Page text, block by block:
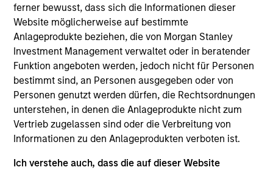
ferner bewusst, dass sich die Informationen dieser
Website möglicherweise auf bestimmte
Anlageprodukte beziehen, die von Morgan Stanley
Investment Management verwaltet oder in beratender
Funktion angeboten werden, jedoch nicht für Personen
bestimmt sind, an Personen ausgegeben oder von
Personen genutzt werden dürfen, die Rechtsordnungen
unterstehen, in denen die Anlageprodukte nicht zum
Vertrieb zugelassen sind oder die Verbreitung von
Informationen zu den Anlageprodukten verboten ist.
Ich verstehe auch, dass die auf dieser Website
National Graduate Entrance Examination ("NGEE")
training service provider in China by revenue.
View Site
Investment Team
Morgan Stanley Private Equity Asia